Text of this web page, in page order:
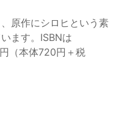
原作にシロヒという素
ます。ISBNは
（本体720円＋税